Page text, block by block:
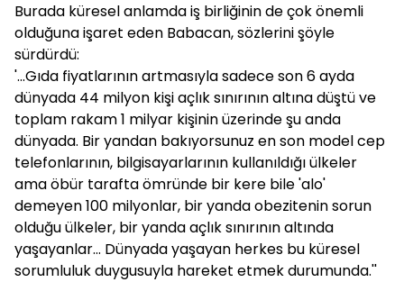
Burada küresel anlamda iş birliğinin de çok önemli
olduğuna işaret eden Babacan, sözlerini şöyle
sürdürdü:
'...Gıda fiyatlarının artmasıyla sadece son 6 ayda
dünyada 44 milyon kişi açlık sınırının altına düştü ve
toplam rakam 1 milyar kişinin üzerinde şu anda
dünyada. Bir yandan bakıyorsunuz en son model cep
telefonlarının, bilgisayarlarının kullanıldığı ülkeler
ama öbür tarafta ömründe bir kere bile 'alo'
demeyen 100 milyonlar, bir yanda obezitenin sorun
olduğu ülkeler, bir yanda açlık sınırının altında
yaşayanlar... Dünyada yaşayan herkes bu küresel
sorumluluk duygusuyla hareket etmek durumunda.''